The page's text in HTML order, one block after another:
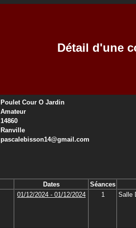
Détail d'une
Poulet Cour O Jardin
Amateur
14860
Ranville
pascalebisson14@gmail.com
Dates Séances
01/12/2024 - 01/12/2024 1 Salle